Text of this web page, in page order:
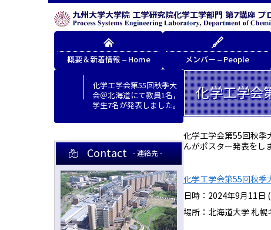
概要＆新着情報 – Home メンバー – People
化学工学会第55回秋季大
会＠北海道にて教員1名，
学生7名が発表しました。
Contact - 連絡先 -
化学工学会
化学工学会第55回秋季
んがポスター発表をし
化学工学会第55回秋季
日時：2024年9月11日
場所：北海道大学 札幌